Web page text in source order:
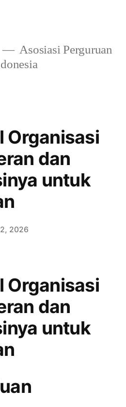
Asosiasi Perguruan
Organisasi
dan
untuk
2026
Organisasi
dan
untuk